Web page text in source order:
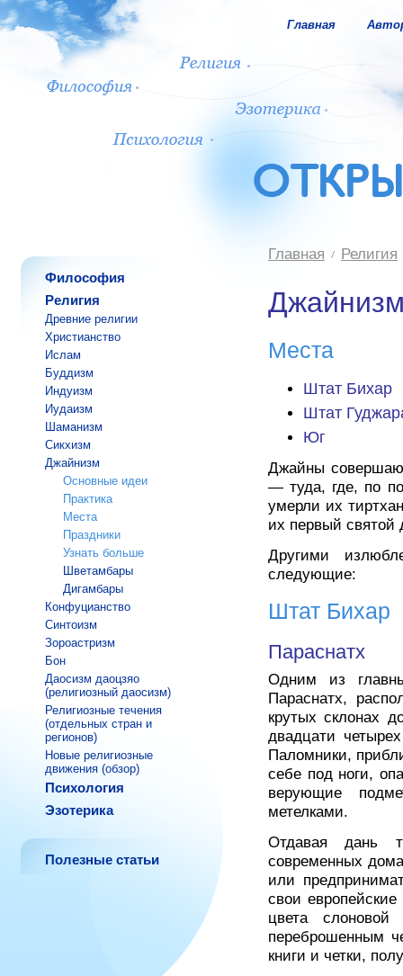
Главная
Философия
Религия
Древние религии
Христианство
Ислам
Буддизм
Индуизм
Иудаизм
Шаманизм
Сикхизм
Джайнизм
Основные идеи
Практика
Места
Праздники
Узнать больше
Шветамбары
Дигамбары
Конфуцианство
Синтоизм
Зороастризм
Бон
Даосизм даоцзяо
(религиозный даосизм)
Религиозные течения
(отдельных стран и
регионов)
Новые религиозные
движения (обзор)
Психология
Эзотерика
Полезные статьи
Главная Религия
Места
Штат Бихар
Штат
Юг
Джайны
— туда, где, по
умерли их
их первый святой
Другими
следующие:
Штат Бихар
Параснатх
Одним из
Параснатх,
крутых склонах
двадцати
Паломники,
себе под ноги,
верующие
метелками.
Отдавая дань
современных
или
свои
цвета
переброшенным
книги и четки,